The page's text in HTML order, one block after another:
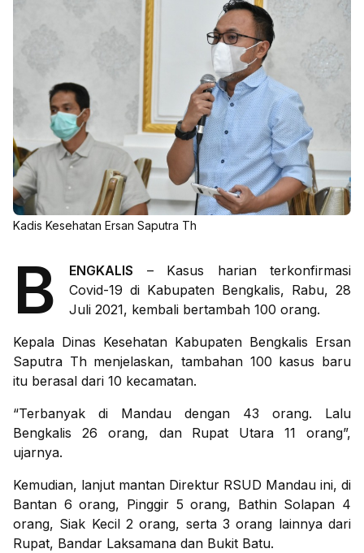
Kadis Kesehatan Ersan Saputra Th
B ENGKALIS – Kasus harian terkonfirmasi
Covid-19 di Kabupaten Bengkalis, Rabu, 28
Juli 2021, kembali bertambah 100 orang.
Kepala Dinas Kesehatan Kabupaten Bengkalis Ersan
Saputra Th menjelaskan, tambahan 100 kasus baru
itu berasal dari 10 kecamatan.
“Terbanyak di Mandau dengan 43 orang. Lalu
Bengkalis 26 orang, dan Rupat Utara 11 orang”,
ujarnya.
Kemudian, lanjut mantan Direktur RSUD Mandau ini, di
Bantan 6 orang, Pinggir 5 orang, Bathin Solapan 4
orang, Siak Kecil 2 orang, serta 3 orang lainnya dari
Rupat, Bandar Laksamana dan Bukit Batu.